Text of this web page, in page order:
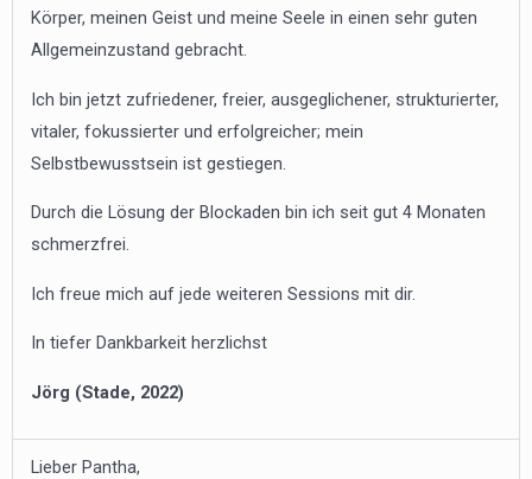
Körper, meinen Geist und meine Seele in einen sehr guten
Allgemeinzustand gebracht.
Ich bin jetzt zufriedener, freier, ausgeglichener, strukturierter,
vitaler, fokussierter und erfolgreicher; mein
Selbstbewusstsein ist gestiegen.
Durch die Lösung der Blockaden bin ich seit gut 4 Monaten
schmerzfrei.
Ich freue mich auf jede weiteren Sessions mit dir.
In tiefer Dankbarkeit herzlichst
Jörg (Stade, 2022)
Lieber Pantha,